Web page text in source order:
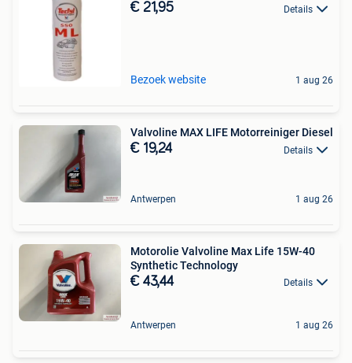
€ 21,95 Details
Bezoek website 1 aug 26
Valvoline MAX LIFE Motorreiniger Diesel
€ 19,24 Details
Antwerpen 1 aug 26
Motorolie Valvoline Max Life 15W-40
Synthetic Technology
€ 43,44 Details
Antwerpen 1 aug 26